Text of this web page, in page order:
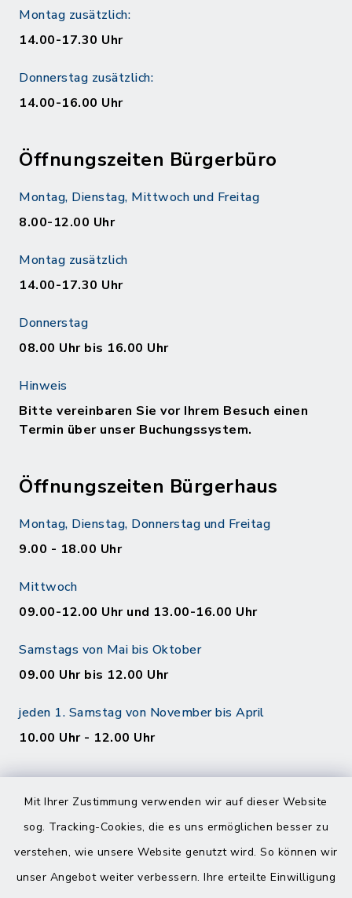
Mit Ihrer Zustimmung verwenden wir auf dieser Website
sog. Tracking-Cookies, die es uns ermöglichen besser zu
verstehen, wie unsere Website genutzt wird. So können wir
unser Angebot weiter verbessern. Ihre erteilte Einwilligung
Montag zusätzlich:
14.00-17.30 Uhr
Donnerstag zusätzlich:
14.00-16.00 Uhr
Öffnungszeiten Bürgerbüro
Montag, Dienstag, Mittwoch und Freitag
8.00-12.00 Uhr
Montag zusätzlich
14.00-17.30 Uhr
Donnerstag
08.00 Uhr bis 16.00 Uhr
Hinweis
Bitte vereinbaren Sie vor Ihrem Besuch einen
Termin über unser Buchungssystem.
Öffnungszeiten Bürgerhaus
Montag, Dienstag, Donnerstag und Freitag
9.00 - 18.00 Uhr
Mittwoch
09.00-12.00 Uhr und 13.00-16.00 Uhr
Samstags von Mai bis Oktober
09.00 Uhr bis 12.00 Uhr
jeden 1. Samstag von November bis April
10.00 Uhr - 12.00 Uhr